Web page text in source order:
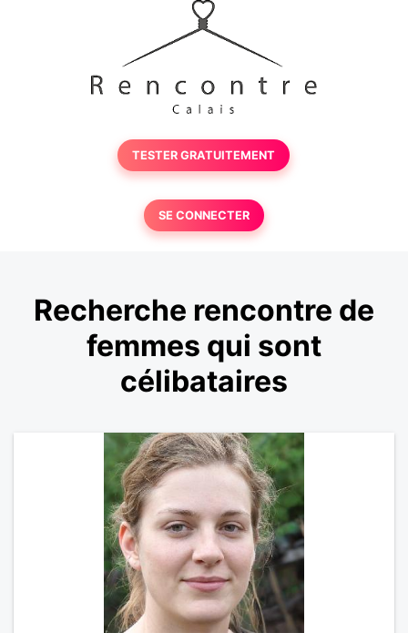
TESTER GRATUITEMENT
SE CONNECTER
Recherche rencontre de
femmes qui sont
célibataires